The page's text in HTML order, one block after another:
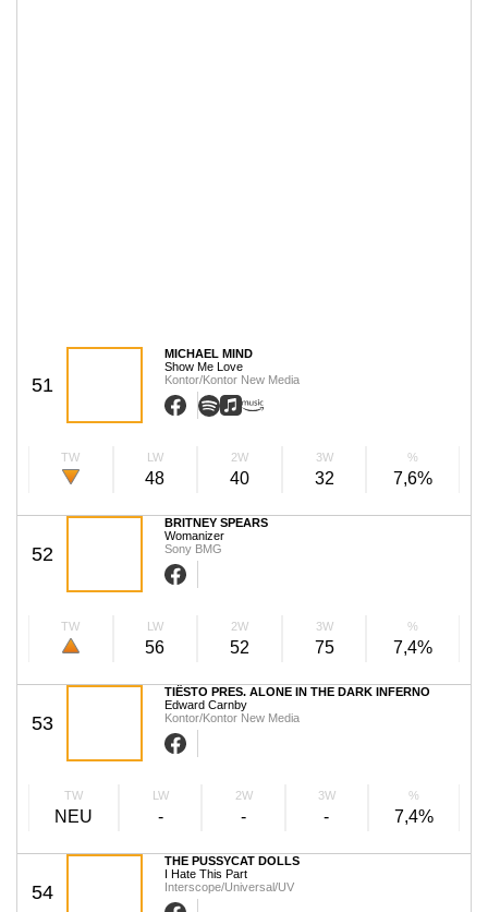
51
MICHAEL MIND
Show Me Love
Kontor/Kontor New Media
TW LW
48
2W
40
3W
32
%
7,6%
52
BRITNEY SPEARS
Womanizer
Sony BMG
TW LW
56
2W
52
3W
75
%
7,4%
53
TIËSTO PRES. ALONE IN THE DARK INFERNO
Edward Carnby
Kontor/Kontor New Media
TW
NEU
LW
-
2W
-
3W
-
%
7,4%
54
THE PUSSYCAT DOLLS
I Hate This Part
Interscope/Universal/UV